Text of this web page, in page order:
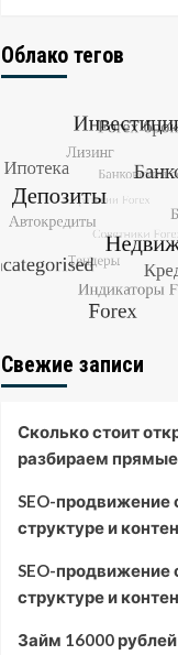
Облако тегов
Свежие записи
Сколько стоит
разбираем
SEO-продвижение
структуре и
SEO-продвижение
структуре и
Займ 16000